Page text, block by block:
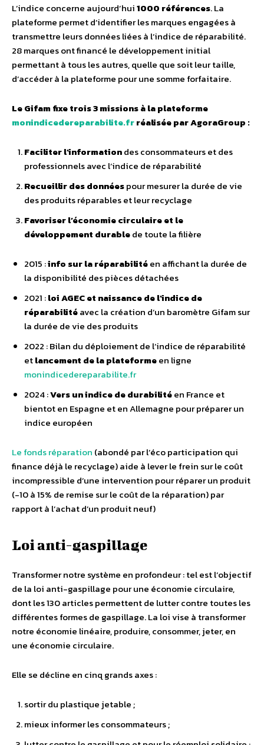
L’indice concerne aujourd’hui1000 références. La
plateforme permet d’identifier les marques engagées à
transmettre leurs données liées à l’indice de réparabilité.
28 marques ont financé le développement initial
permettant à tous les autres, quelle que soit leur taille,
d’accéder à la plateforme pour une somme forfaitaire.
Le Gifam fixe trois 3 missions à la plateforme
monindicedereparabilite.frréalisée par AgoraGroup :
Faciliter l’informationdes consommateurs et des
professionnels avec l’indice de réparabilité
Recueillir des donnéespour mesurer la durée de vie
des produits réparables et leur recyclage
Favoriser l’économie circulaire et le
développement durablede toute la filière
2015 :info sur la réparabilitéen affichant la durée de
la disponibilité des pièces détachées
2021 :loi AGEC et naissance de l’indice de
réparabilitéavec la création d’un baromètre Gifam sur
la durée de vie des produits
2022 : Bilan du déploiement de l’indice de réparabilité
etlancement de la plateformeen ligne
monindicedereparabilite.fr
2024 :Vers un indice de durabilitéen France et
bientot en Espagne et en Allemagne pour préparer un
indice européen
Le fonds réparation (abondé par l’éco participation qui
finance déjà le recyclage) aide à lever le frein sur le coût
incompressible d’une intervention pour réparer un produit
(-10 à 15% de remise sur le coût de la réparation) par
rapport à l’achat d’un produit neuf)
Loi anti-gaspillage
Transformer notre système en profondeur : tel est l’objectif
de la loi anti-gaspillage pour une économie circulaire,
dont les 130 articles permettent de lutter contre toutes les
différentes formes de gaspillage. La loi vise à transformer
notre économie linéaire, produire, consommer, jeter, en
une économie circulaire.
Elle se décline en cinq grands axes :
sortir du plastique jetable ;
mieux informer les consommateurs ;